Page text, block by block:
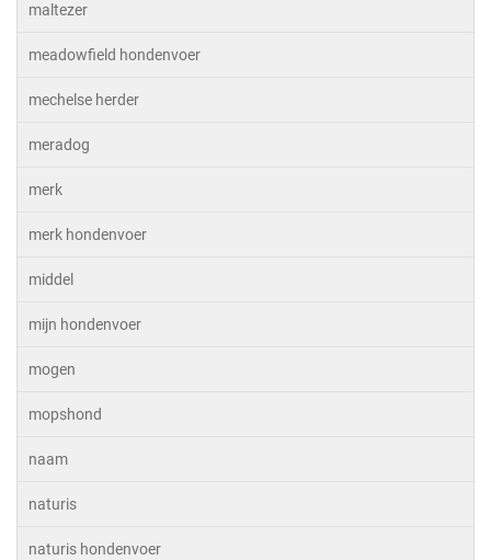
maltezer
meadowfield hondenvoer
mechelse herder
meradog
merk
merk hondenvoer
middel
mijn hondenvoer
mogen
mopshond
naam
naturis
naturis hondenvoer